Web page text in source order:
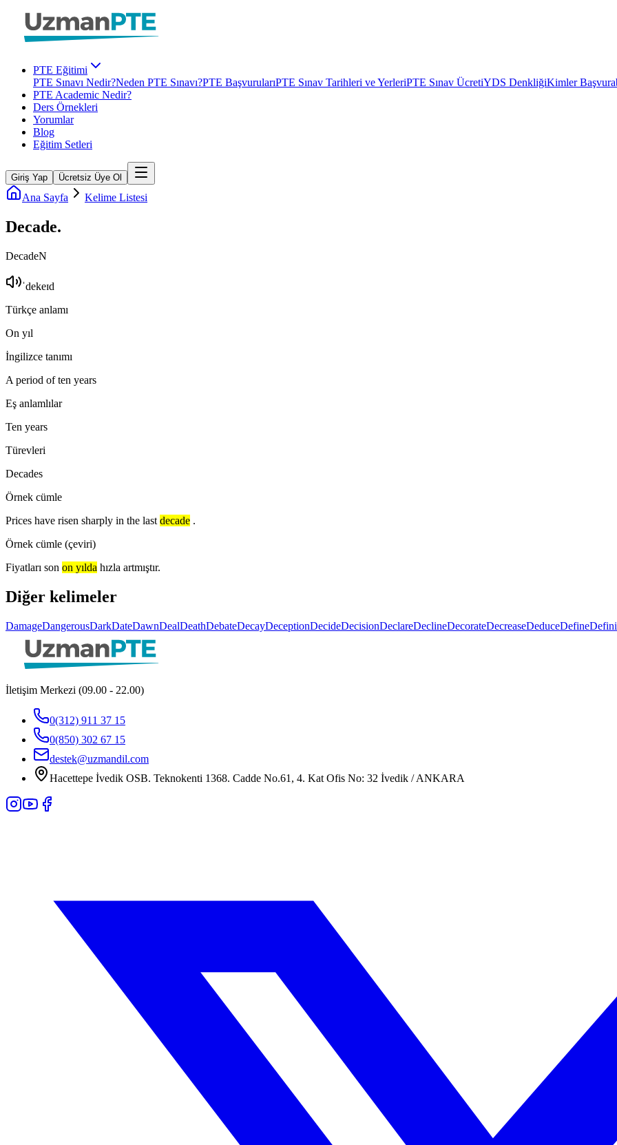
PTE Eğitimi
PTE Sınavı Nedir?Neden PTE Sınavı?PTE BaşvurularıPTE Sınav Tarihleri ve YerleriPTE Sınav ÜcretiYDS DenkliğiKimler
PTE Academic Nedir?
Ders Örnekleri
Yorumlar
Blog
Eğitim Setleri
Giriş Yap Ücretsiz Üye Ol
Ana Sayfa Kelime Listesi
Decade.
DecadeN
ˈdekeɪd
Türkçe anlamı
On yıl
İngilizce tanımı
A period of ten years
Eş anlamlılar
Ten years
Türevleri
Decades
Örnek cümle
Prices have risen sharply in the last decade .
Örnek cümle (çeviri)
Fiyatları son on yılda hızla artmıştır.
Diğer kelimeler
DamageDangerousDarkDateDawnDealDeathDebateDecayDeceptionDecideDecisionDeclareDeclineDecorateDecreaseDeduceDefine
İletişim Merkezi (09.00 - 22.00)
0(312) 911 37 15
0(850) 302 67 15
destek@uzmandil.com
Hacettepe İvedik OSB. Teknokenti 1368. Cadde No.61, 4. Kat Ofis No: 32 İvedik / ANKARA